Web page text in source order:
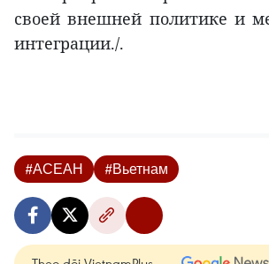
своей внешней политике и
интеграции./.
#АСЕАН #Вьетнам